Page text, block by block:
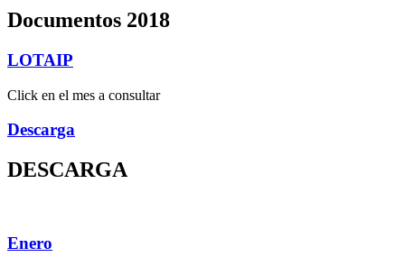
Documentos 2018
LOTAIP
Click en el mes a consultar
Descarga
DESCARGA
Enero